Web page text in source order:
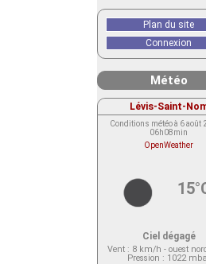
Plan du site
Connexion
Météo
Lévis-Saint-
Conditions météo à 6 août
06h08min
OpenWeather
Ciel dégagé
Vent: 8 km/h - ouest
Pression : 1022